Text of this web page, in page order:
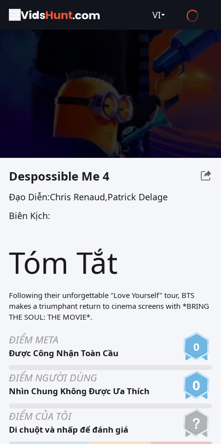
VI
English
Español
Français
Deutsch
Русский
العربية
日本語
Türkçe
Bahasa Indonesia
ਪੰਜਾਬੀ
Despossible Me 4
Đạo Diễn:Chris Renaud,Patrick Delage
Biên Kịch:
Tóm Tắt
Following their unforgettable "Love Yourself" tour, BTS
makes a triumphant return to cinema screens with *BRING
THE SOUL: THE MOVIE*.
ĐIỂM META
Được Công Nhận Toàn Cầu 0
ĐIỂM NGƯỜI DÙNG
Nhìn Chung Không Được Ưa Thích 0
ĐIỂM CỦA TÔI
Di chuột và nhấp để đánh giá